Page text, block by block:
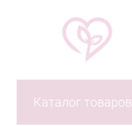
Каталог товаров